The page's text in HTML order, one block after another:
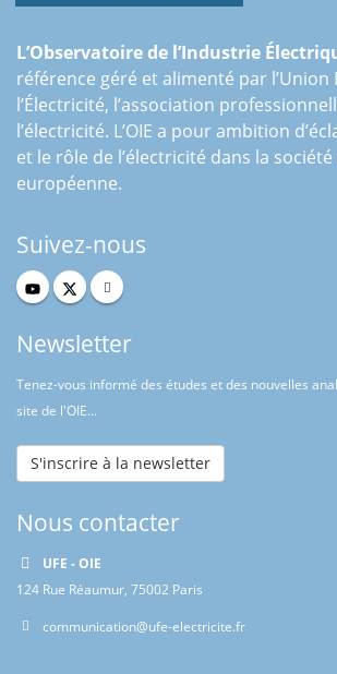
L’Observatoire de l’Industrie
référence géré et alimenté par l’Union
l’Électricité, l’association
l’électricité. L’OIE a pour ambition
et le rôle de l’électricité dans la
européenne.
Suivez-nous
Newsletter
Tenez-vous informé des études et des nouvelles
site de l'OIE...
S'inscrire à la newsletter
Nous contacter
UFE - OIE
124 Rue Réaumur, 75002 Paris
communication@ufe-electricite.fr